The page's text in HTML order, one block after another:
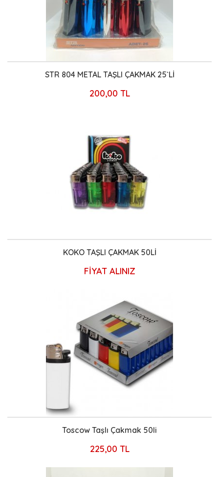
STR 804 METAL TAŞLI ÇAKMAK 25`Lİ
200,00 TL
KOKO TAŞLI ÇAKMAK 50Lİ
FİYAT ALINIZ
Toscow Taşlı Çakmak 50li
225,00 TL